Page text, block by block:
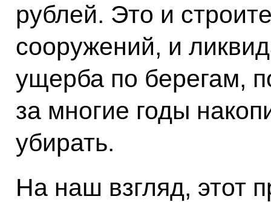
рублей. Это и
сооружений, и
ущерба по берегам,
за многие годы
убирать.
На наш взгляд, этот